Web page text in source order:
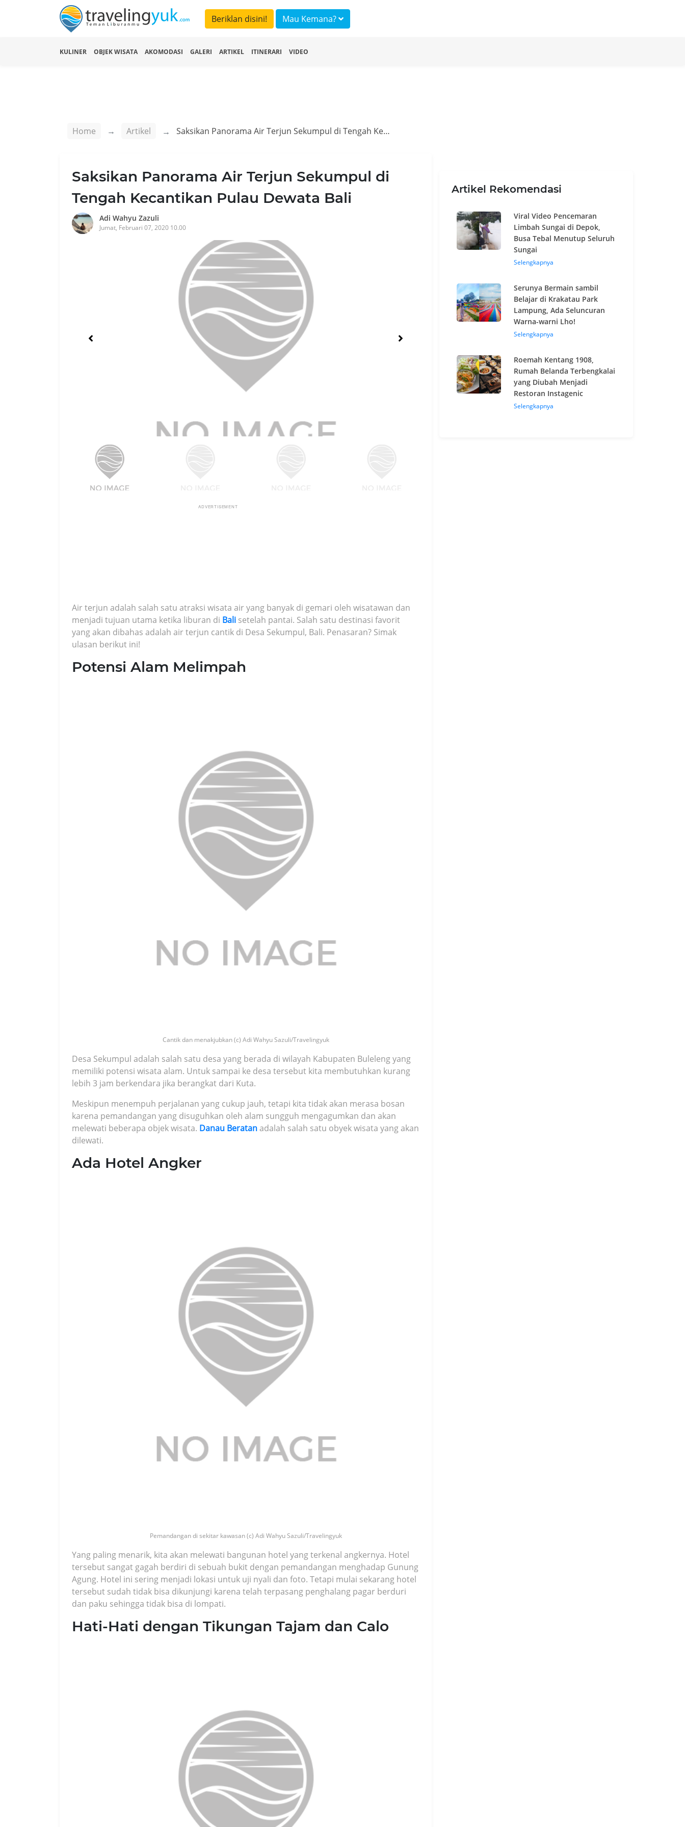
Beriklan disini! Mau Kemana?
KULINER OBJEK WISATA AKOMODASI GALERI ARTIKEL ITINERARI VIDEO
Home Artikel Saksikan Panorama Air Terjun Sekumpul di Tengah Kecantikan Pulau Dewata Bali
Saksikan Panorama Air Terjun Sekumpul di
Tengah Kecantikan Pulau Dewata Bali
Adi Wahyu Zazuli
Jumat, Februari 07, 2020 10.00
ADVERTISEMENT
Air terjun adalah salah satu atraksi wisata air yang banyak di gemari oleh wisatawan dan
menjadi tujuan utama ketika liburan di Bali setelah pantai. Salah satu destinasi favorit
yang akan dibahas adalah air terjun cantik di Desa Sekumpul, Bali. Penasaran? Simak
ulasan berikut ini!
Potensi Alam Melimpah
Cantik dan menakjubkan (c) Adi Wahyu Sazuli/Travelingyuk
Desa Sekumpul adalah salah satu desa yang berada di wilayah Kabupaten Buleleng yang
memiliki potensi wisata alam. Untuk sampai ke desa tersebut kita membutuhkan kurang
lebih 3 jam berkendara jika berangkat dari Kuta.
Meskipun menempuh perjalanan yang cukup jauh, tetapi kita tidak akan merasa bosan
karena pemandangan yang disuguhkan oleh alam sungguh mengagumkan dan akan
melewati beberapa objek wisata. Danau Beratanadalah salah satu obyek wisata yang akan
dilewati.
Ada Hotel Angker
Pemandangan di sekitar kawasan (c) Adi Wahyu Sazuli/Travelingyuk
Yang paling menarik, kita akan melewati bangunan hotel yang terkenal angkernya. Hotel
tersebut sangat gagah berdiri di sebuah bukit dengan pemandangan menghadap Gunung
Agung. Hotel ini sering menjadi lokasi untuk uji nyali dan foto. Tetapi mulai sekarang hotel
tersebut sudah tidak bisa dikunjungi karena telah terpasang penghalang pagar berduri
dan paku sehingga tidak bisa di lompati.
Hati-Hati dengan Tikungan Tajam dan Calo
Artikel Rekomendasi
Viral Video Pencemaran
Limbah Sungai di Depok,
Busa Tebal Menutup Seluruh
Sungai
Selengkapnya
Serunya Bermain sambil
Belajar di Krakatau Park
Lampung, Ada Seluncuran
Warna-warni Lho!
Selengkapnya
Roemah Kentang 1908,
Rumah Belanda Terbengkalai
yang Diubah Menjadi
Restoran Instagenic
Selengkapnya